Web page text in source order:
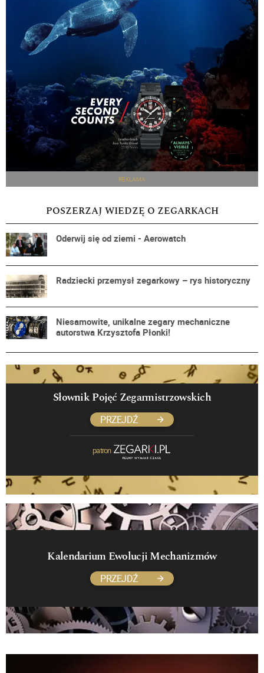
REKLAMA
POSZERZAJ WIEDZĘ O ZEGARKACH
Oderwij się od ziemi - Aerowatch
Radziecki przemysł zegarkowy – rys historyczny
Niesamowite, unikalne zegary mechaniczne
autorstwa Krzysztofa Płonki!
Słownik Pojęć Zegarmistrzowskich
PRZEJDŹ
patron
Kalendarium Ewolucji Mechanizmów
PRZEJDŹ